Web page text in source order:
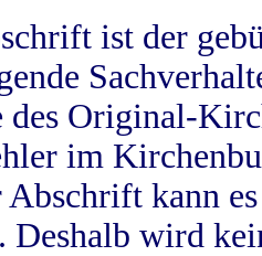
ist der
Original-
im
kann
Deshalb wird